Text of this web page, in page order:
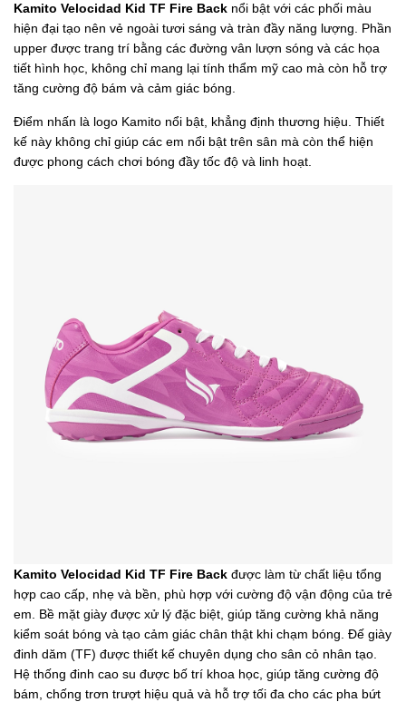
Kamito Velocidad Kid TF Fire Back nổi bật với các phối màu
hiện đại tạo nên vẻ ngoài tươi sáng và tràn đầy năng lượng. Phần
upper được trang trí bằng các đường vân lượn sóng và các họa
tiết hình học, không chỉ mang lại tính thẩm mỹ cao mà còn hỗ trợ
tăng cường độ bám và cảm giác bóng.
Điểm nhấn là logo Kamito nổi bật, khẳng định thương hiệu. Thiết
kế này không chỉ giúp các em nổi bật trên sân mà còn thể hiện
được phong cách chơi bóng đầy tốc độ và linh hoạt.
Kamito Velocidad Kid TF Fire Back được làm từ chất liệu tổng
hợp cao cấp, nhẹ và bền, phù hợp với cường độ vận động của trẻ
em. Bề mặt giày được xử lý đặc biệt, giúp tăng cường khả năng
kiểm soát bóng và tạo cảm giác chân thật khi chạm bóng. Đế giày
đinh dăm (TF) được thiết kế chuyên dụng cho sân cỏ nhân tạo.
Hệ thống đinh cao su được bố trí khoa học, giúp tăng cường độ
bám, chống trơn trượt hiệu quả và hỗ trợ tối đa cho các pha bứt